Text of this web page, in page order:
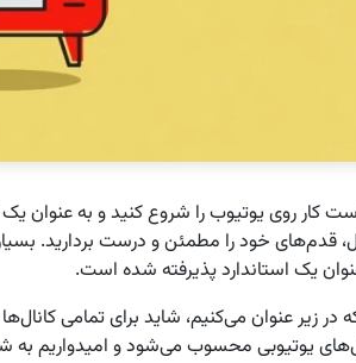
کار روی یوتیوب را شروع کنید و به عنوان یک
قدم‌های خود را مطمئن و درست بردارید.
یک استاندارد پذیرفته شده است.
یوتیوبی محسوب می‌شود و امیدواریم به